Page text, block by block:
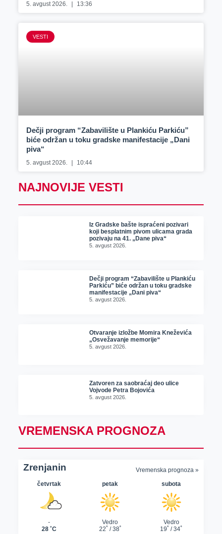
5. avgust 2026. 13:36
VESTI
Dečji program “Zabavilište u Plankiću Parkiću”
biće održan u toku gradske manifestacije „Dani
piva“
5. avgust 2026. 10:44
NAJNOVIJE VESTI
Iz Gradske bašte ispraćeni pozivari
koji besplatnim pivom ulicama grada
pozivaju na 41. „Dane piva“
5. avgust 2026.
Dečji program “Zabavilište u Plankiću
Parkiću” biće održan u toku gradske
manifestacije „Dani piva“
5. avgust 2026.
Otvaranje izložbe Momira Kneževića
„Osvežavanje memorije“
5. avgust 2026.
Zatvoren za saobraćaj deo ulice
Vojvode Petra Bojovića
5. avgust 2026.
VREMENSKA PROGNOZA